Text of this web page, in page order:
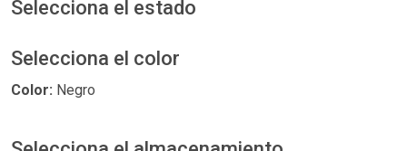
Selecciona el estado
Selecciona el color
Color: Negro